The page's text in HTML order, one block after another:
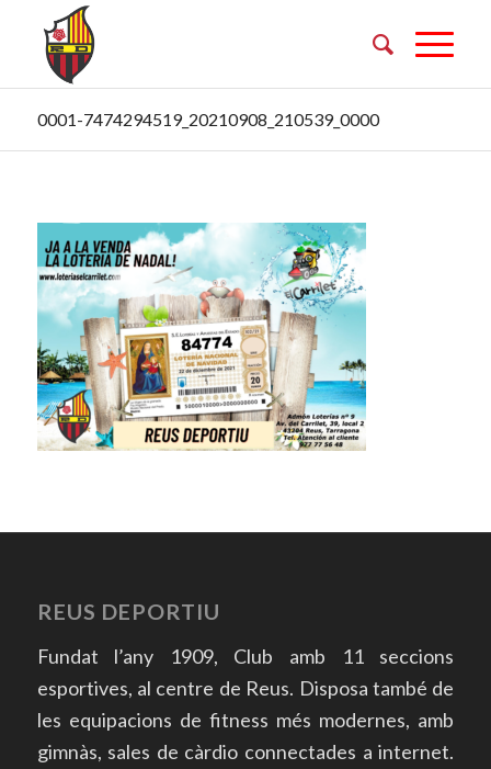
0001-7474294519_20210908_210539_0000
REUS DEPORTIU
Fundat l’any 1909, Club amb 11 seccions
esportives, al centre de Reus. Disposa també de
les equipacions de fitness més modernes, amb
gimnàs, sales de càrdio connectades a internet.